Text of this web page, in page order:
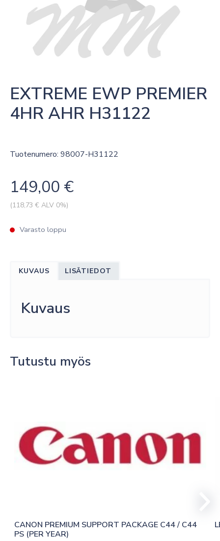
EXTREME EWP PREMIER
4HR AHR H31122
Tuotenumero: 98007-H31122
149,00 €
(118,73 € ALV 0%)
Varasto loppu
KUVAUS LISÄTIEDOT
Kuvaus
Tutustu myös
CANON PREMIUM SUPPORT PACKAGE C44 / C44
PS (PER YEAR)